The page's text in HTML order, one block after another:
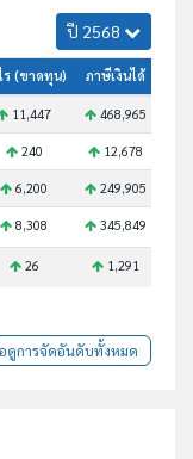
ปี 2568
ร (ขาดทุน) ภาษีเงินได้
11,447 468,965
240 12,678
6,200 249,905
8,308 345,849
26 1,291
ดูการจัดอันดับทั้งหมด